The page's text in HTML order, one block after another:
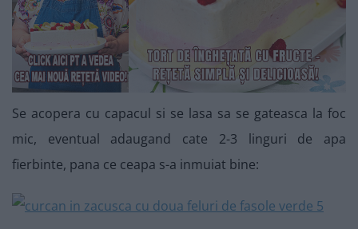
Se acopera cu capacul si se lasa sa se gateasca la foc
mic, eventual adaugand cate 2-3 linguri de apa
fierbinte, pana ce ceapa s-a inmuiat bine: